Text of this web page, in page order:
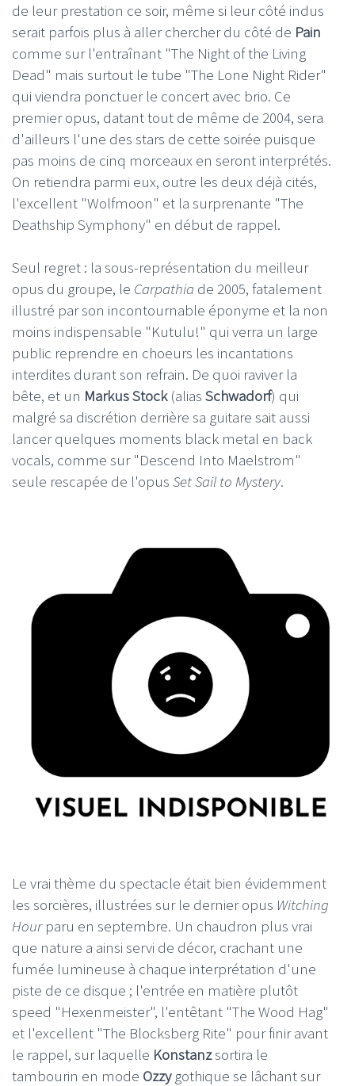
de leur prestation ce soir, même si leur côté indus
serait parfois plus à aller chercher du côté de Pain
comme sur l'entraînant "The Night of the Living
Dead" mais surtout le tube "The Lone Night Rider"
qui viendra ponctuer le concert avec brio. Ce
premier opus, datant tout de même de 2004, sera
d'ailleurs l'une des stars de cette soirée puisque
pas moins de cinq morceaux en seront interprétés.
On retiendra parmi eux, outre les deux déjà cités,
l'excellent "Wolfmoon" et la surprenante "The
Deathship Symphony" en début de rappel.
Seul regret : la sous-représentation du meilleur
opus du groupe, le Carpathia de 2005, fatalement
illustré par son incontournable éponyme et la non
moins indispensable "Kutulu!" qui verra un large
public reprendre en choeurs les incantations
interdites durant son refrain. De quoi raviver la
bête, et un Markus Stock(alias Schwadorf) qui
malgré sa discrétion derrière sa guitare sait aussi
lancer quelques moments black metal en back
vocals, comme sur "Descend Into Maelstrom"
seule rescapée de l'opus Set Sail to Mystery.
Le vrai thème du spectacle était bien évidemment
les sorcières, illustrées sur le dernier opus Witching
Hour paru en septembre. Un chaudron plus vrai
que nature a ainsi servi de décor, crachant une
fumée lumineuse à chaque interprétation d'une
piste de ce disque ; l'entrée en matière plutôt
speed "Hexenmeister", l'entêtant "The Wood Hag"
et l'excellent "The Blocksberg Rite" pour finir avant
le rappel, sur laquelle Konstanzsortira le
tambourin en mode Ozzy gothique se lâchant sur